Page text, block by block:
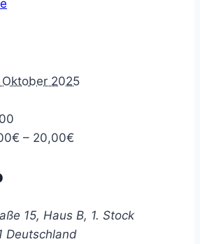
Oktober 2025
– 20,00€
15, Haus B, 1. Stock
Deutschland